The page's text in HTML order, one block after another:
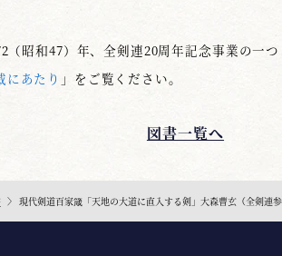
（昭和47）年、全剣連20周年記念事業の一
あたり 」をご覧ください。
図書一覧へ
現代剣道百家箴「天地の大道に直入する剣」大森曹玄（全剣連参